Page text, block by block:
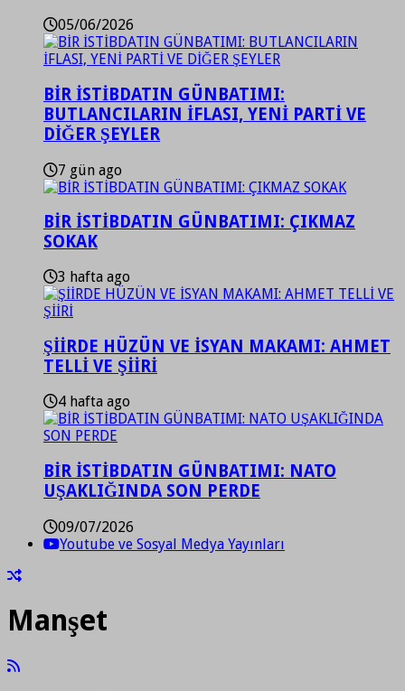
05/06/2026
BİR İSTİBDATIN GÜNBATIMI:
BUTLANCILARIN İFLASI, YENİ PARTİ VE
DİĞER ŞEYLER
7 gün ago
BİR İSTİBDATIN GÜNBATIMI: ÇIKMAZ
SOKAK
3 hafta ago
ŞİİRDE HÜZÜN VE İSYAN MAKAMI: AHMET
TELLİ VE ŞİİRİ
4 hafta ago
BİR İSTİBDATIN GÜNBATIMI: NATO
UŞAKLIĞINDA SON PERDE
09/07/2026
Youtube ve Sosyal Medya Yayınları
Manşet